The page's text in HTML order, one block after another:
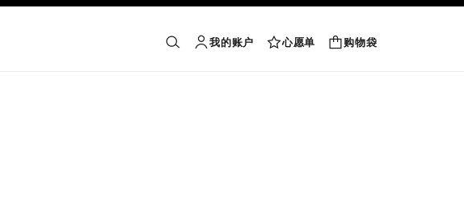
搜索 账户
我的账户
心愿单
心愿单 购物袋购物袋